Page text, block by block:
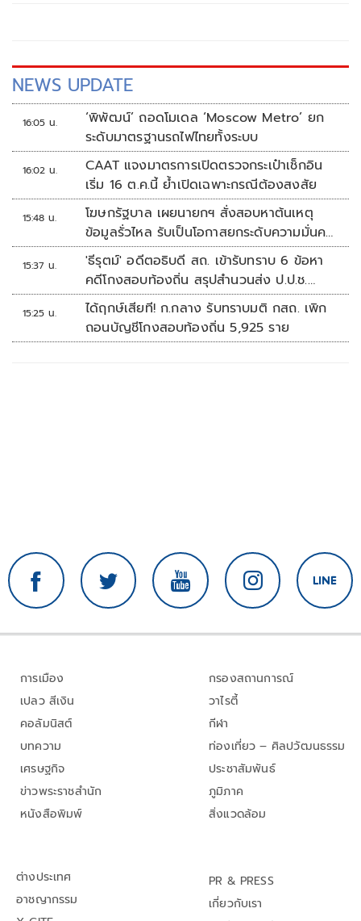
NEWS UPDATE
16:05 น.
‘พิพัฒน์’ ถอดโมเดล ‘Moscow Metro’ ยก
ระดับมาตรฐานรถไฟไทยทั้งระบบ
16:02 น.
CAAT แจงมาตรการเปิดตรวจกระเป๋าเช็กอิน
เริ่ม 16 ต.ค.นี้ ย้ำเปิดเฉพาะกรณีต้องสงสัย
15:48 น.
โฆษกรัฐบาล เผยนายกฯ สั่งสอบหาต้นเหตุ
ข้อมูลรั่วไหล รับเป็นโอกาสยกระดับความมั่นคง
ปลอดภัยข้อมูลภาครัฐทั้งระบบ
15:37 น.
'ธีรุตม์' อดีตอธิบดี สถ. เข้ารับทราบ 6 ข้อหา
คดีโกงสอบท้องถิ่น สรุปสำนวนส่ง ป.ป.ช.
สัปดาห์หน้า
15:25 น.
ได้ฤกษ์เสียที! ก.กลาง รับทราบมติ กสถ. เพิก
ถอนบัญชีโกงสอบท้องถิ่น 5,925 ราย
การเมือง
เปลว สีเงิน
คอลัมนิสต์
บทความ
เศรษฐกิจ
ข่าวพระราชสำนัก
หนังสือพิมพ์
กรองสถานการณ์
วาไรตี้
กีฬา
ท่องเที่ยว – ศิลปวัฒนธรรม
ประชาสัมพันธ์
ภูมิภาค
สิ่งแวดล้อม
ต่างประเทศ
อาชญากรรม
PR & PRESS
เกี่ยวกับเรา